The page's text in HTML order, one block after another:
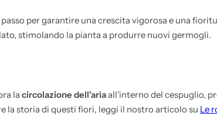
per garantire una crescita vigorosa e una
stimolando la pianta a produrre nuovi germogli.
la circolazione dell'ariaall'interno del cespuglio,
la storia di questi fiori, leggi il nostro articolo su Le